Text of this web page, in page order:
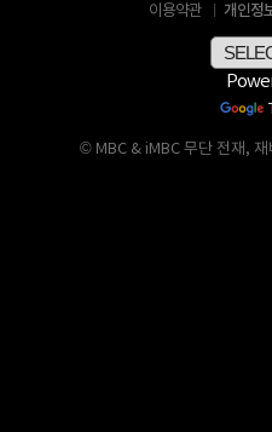
이용약관
개인정
© MBC & iMBC 무단 전재, 재